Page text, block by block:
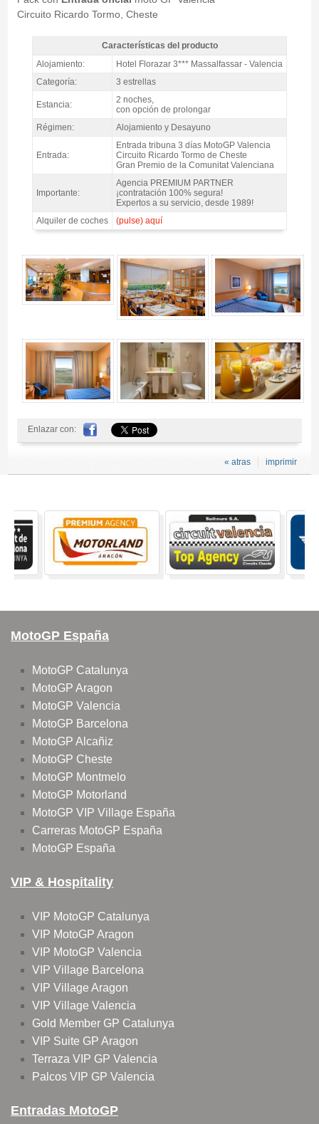
Circuito Ricardo Tormo, Cheste
Pack MotoGP Valencia, Hotel Florazar 3* / 2 noches A.D. -
Características del producto
Alojamiento:
Hotel Florazar 3*** Massalfassar - Valencia
Categoría:
3 estrellas
Estancia:
2 noches,
con opción de prolongar
Régimen:
Alojamiento y Desayuno
Entrada:
Entrada tribuna 3 días MotoGP Valencia
Circuito Ricardo Tormo de Cheste
Gran Premio de la Comunitat Valenciana
Importante:
Agencia PREMIUM PARTNER
¡contratación 100% segura!
Expertos a su servicio, desde 1989!
Alquiler de coches
(pulse) aquí
Enlazar con:
imprimir
« atras
MotoGP España
MotoGP Catalunya
MotoGP Aragon
MotoGP Valencia
MotoGP Barcelona
MotoGP Alcañiz
MotoGP Cheste
MotoGP Montmelo
MotoGP Motorland
MotoGP VIP Village España
Carreras MotoGP España
MotoGP España
VIP & Hospitality
VIP MotoGP Catalunya
VIP MotoGP Aragon
VIP MotoGP Valencia
VIP Village Barcelona
VIP Village Aragon
VIP Village Valencia
Gold Member GP Catalunya
VIP Suite GP Aragon
Terraza VIP GP Valencia
Palcos VIP GP Valencia
Entradas MotoGP